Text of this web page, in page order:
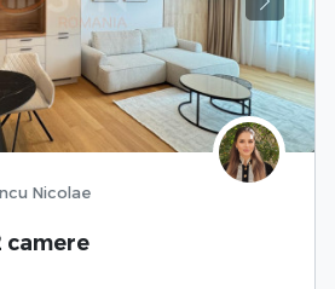
Next
Nicolae
camere